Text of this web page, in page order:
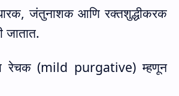
,जंतुनाशक आणि रक्तशुद्धीकरक
रेचक (mild purgative)म्हणून